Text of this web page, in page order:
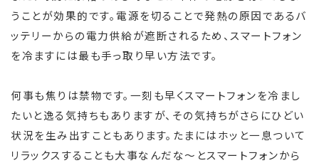
うことが効果的です。電源を切ることで発熱の原因であるバ
ッテリーからの電力供給が遮断されるため、スマートフォン
を冷ますには最も手っ取り早い方法です。
何事も焦りは禁物です。一刻も早くスマートフォンを冷まし
たいと逸る気持ちもありますが、その気持ちがさらにひどい
状況を生み出すこともあります。たまにはホッと一息ついて
リラックスすることも大事なんだな～とスマートフォンから